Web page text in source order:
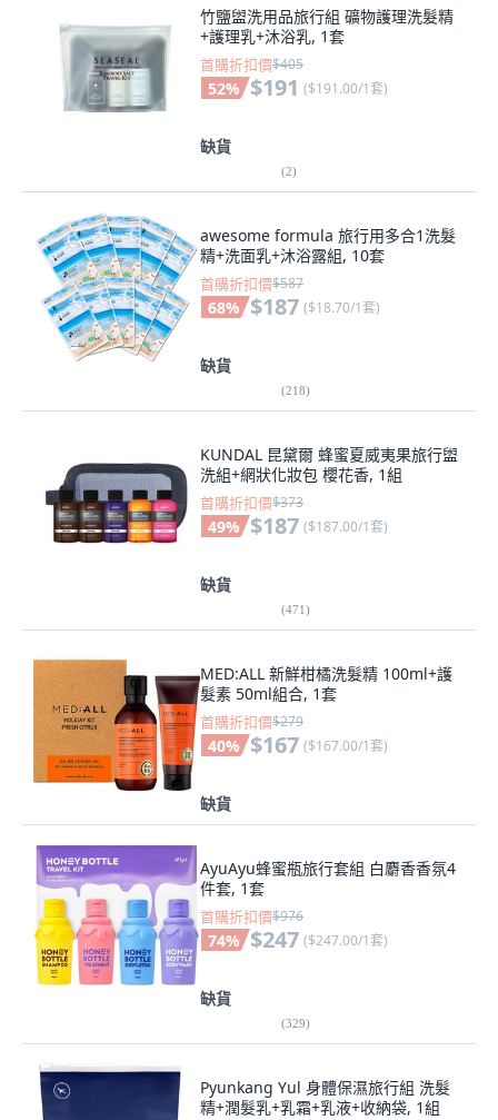
竹鹽盥洗用品旅行組 礦物護理洗髮精
+護理乳+沐浴乳, 1套
首購折扣價$405
52% $191 ($191.00/1套)
缺貨
(2)
awesome formula 旅行用多合1洗髮
精+洗面乳+沐浴露組, 10套
首購折扣價$587
68% $187 ($18.70/1套)
缺貨
(218)
KUNDAL 昆黛爾 蜂蜜夏威夷果旅行盥
洗組+網狀化妝包 櫻花香, 1組
首購折扣價$373
49% $187 ($187.00/1套)
缺貨
(471)
MED:ALL 新鮮柑橘洗髮精 100ml+護
髮素 50ml組合, 1套
首購折扣價$279
40% $167 ($167.00/1套)
缺貨
AyuAyu蜂蜜瓶旅行套組 白麝香香氛4
件套, 1套
首購折扣價$976
74% $247 ($247.00/1套)
缺貨
(329)
Pyunkang Yul 身體保濕旅行組 洗髮
精+潤髮乳+乳霜+乳液+收納袋, 1組